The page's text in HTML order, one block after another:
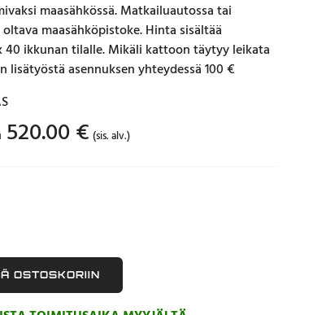
maasähkössä. Matkailuautossa tai
maasähköpistoke. Hinta sisältää
40 ikkunan tilalle. Mikäli kattoon täytyy leikata
lisätyöstä asennuksen yhteydessä 100 €
520.00 € (sis. alv.)
OSTOSKORIIN